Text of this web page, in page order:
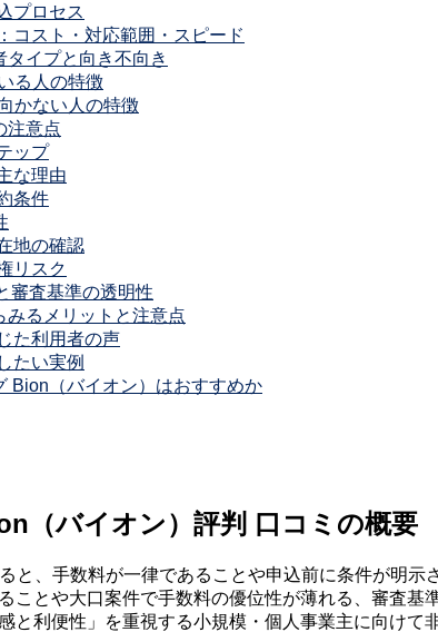
プロセス
コスト・対応範囲・スピード
イプと向き不向き
る人の特徴
かない人の特徴
注意点
ップ
な理由
条件
地の確認
リスク
審査基準の透明性
みるメリットと注意点
た利用者の声
たい実例
Bion（バイオン）はおすすめか
（バイオン）評判 口コミの概要
と、手数料が一律であることや申込前に条件が明
ことや大口案件で手数料の優位性が薄れる、審査
と利便性」を重視する小規模・個人事業主に向けて